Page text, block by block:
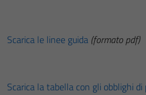
Scarica le linee guida (formato pdf)
Scarica la tabella con gli obblighi di